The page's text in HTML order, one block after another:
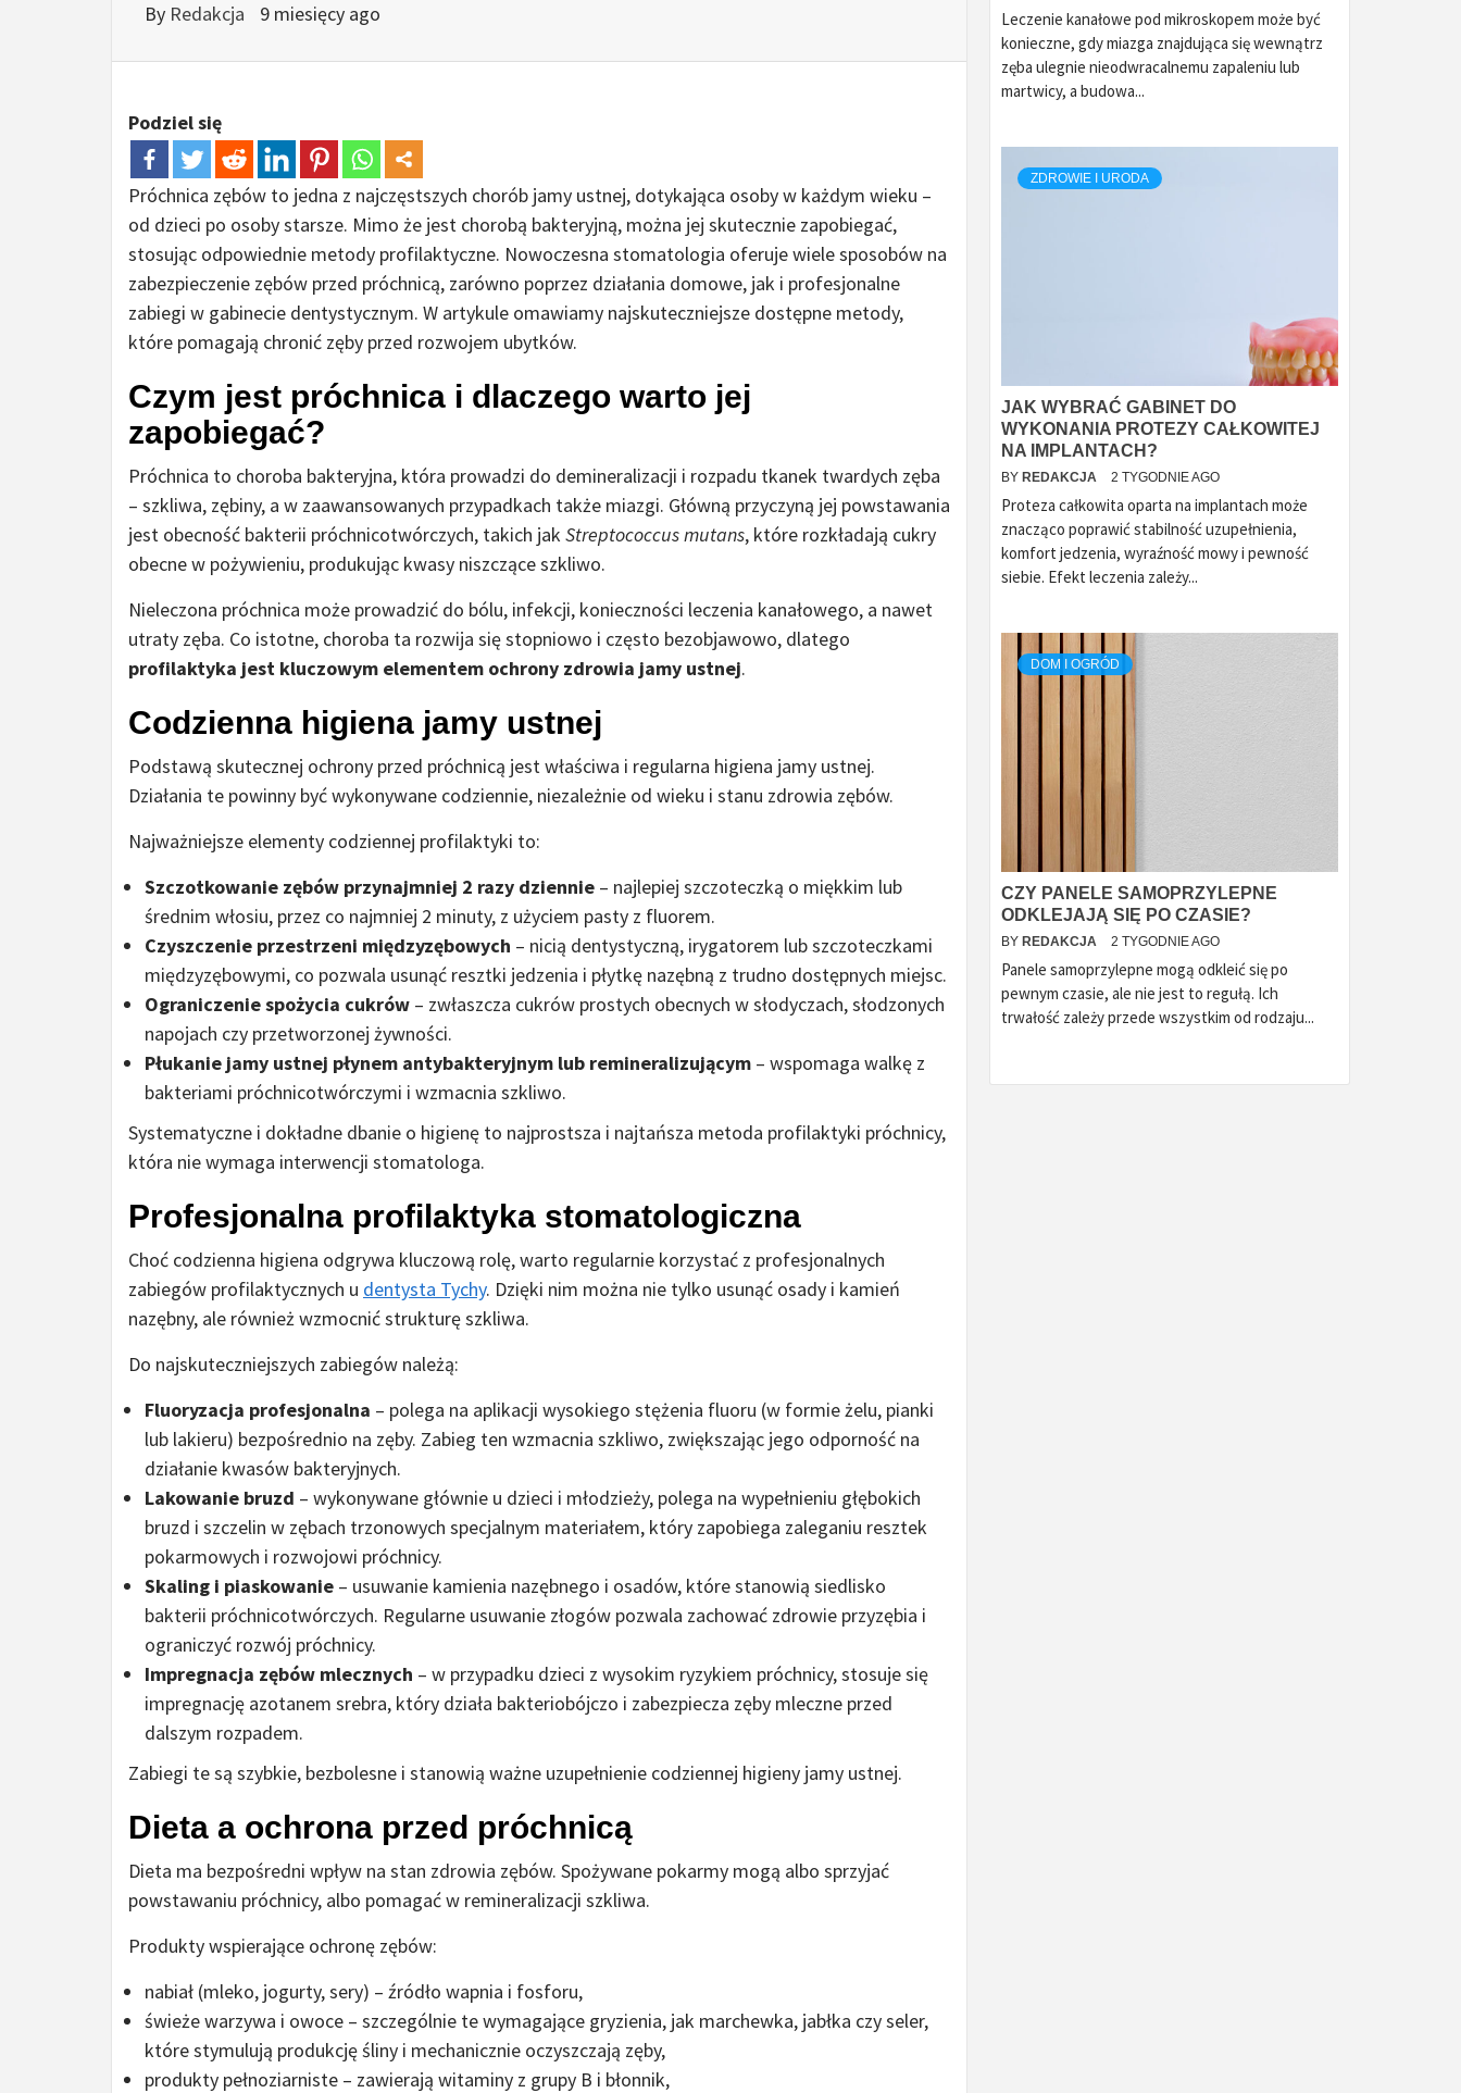
By Redakcja 9 miesięcy ago
Podziel się
Próchnica zębów to jedna z najczęstszych chorób jamy ustnej, dotykająca osoby w każdym wieku –
od dzieci po osoby starsze. Mimo że jest chorobą bakteryjną, można jej skutecznie zapobiegać,
stosując odpowiednie metody profilaktyczne. Nowoczesna stomatologia oferuje wiele sposobów na
zabezpieczenie zębów przed próchnicą, zarówno poprzez działania domowe, jak i profesjonalne
zabiegi w gabinecie dentystycznym. W artykule omawiamy najskuteczniejsze dostępne metody,
które pomagają chronić zęby przed rozwojem ubytków.
Czym jest próchnica i dlaczego warto jej
zapobiegać?
Próchnica to choroba bakteryjna, która prowadzi do demineralizacji i rozpadu tkanek twardych zęba
– szkliwa, zębiny, a w zaawansowanych przypadkach także miazgi. Główną przyczyną jej powstawania
jest obecność bakterii próchnicotwórczych, takich jak Streptococcus mutans, które rozkładają cukry
obecne w pożywieniu, produkując kwasy niszczące szkliwo.
Nieleczona próchnica może prowadzić do bólu, infekcji, konieczności leczenia kanałowego, a nawet
utraty zęba. Co istotne, choroba ta rozwija się stopniowo i często bezobjawowo, dlatego
profilaktyka jest kluczowym elementem ochrony zdrowia jamy ustnej.
Codzienna higiena jamy ustnej
Podstawą skutecznej ochrony przed próchnicą jest właściwa i regularna higiena jamy ustnej.
Działania te powinny być wykonywane codziennie, niezależnie od wieku i stanu zdrowia zębów.
Najważniejsze elementy codziennej profilaktyki to:
Szczotkowanie zębów przynajmniej 2 razy dziennie – najlepiej szczoteczką o miękkim lub
średnim włosiu, przez co najmniej 2 minuty, z użyciem pasty z fluorem.
Czyszczenie przestrzeni międzyzębowych – nicią dentystyczną, irygatorem lub szczoteczkami
międzyzębowymi, co pozwala usunąć resztki jedzenia i płytkę nazębną z trudno dostępnych miejsc.
Ograniczenie spożycia cukrów – zwłaszcza cukrów prostych obecnych w słodyczach, słodzonych
napojach czy przetworzonej żywności.
Płukanie jamy ustnej płynem antybakteryjnym lub remineralizującym – wspomaga walkę z
bakteriami próchnicotwórczymi i wzmacnia szkliwo.
Systematyczne i dokładne dbanie o higienę to najprostsza i najtańsza metoda profilaktyki próchnicy,
która nie wymaga interwencji stomatologa.
Profesjonalna profilaktyka stomatologiczna
Choć codzienna higiena odgrywa kluczową rolę, warto regularnie korzystać z profesjonalnych
zabiegów profilaktycznych u dentysta Tychy. Dzięki nim można nie tylko usunąć osady i kamień
nazębny, ale również wzmocnić strukturę szkliwa.
Do najskuteczniejszych zabiegów należą:
Fluoryzacja profesjonalna – polega na aplikacji wysokiego stężenia fluoru (w formie żelu, pianki
lub lakieru) bezpośrednio na zęby. Zabieg ten wzmacnia szkliwo, zwiększając jego odporność na
działanie kwasów bakteryjnych.
Lakowanie bruzd – wykonywane głównie u dzieci i młodzieży, polega na wypełnieniu głębokich
bruzd i szczelin w zębach trzonowych specjalnym materiałem, który zapobiega zaleganiu resztek
pokarmowych i rozwojowi próchnicy.
Skaling i piaskowanie – usuwanie kamienia nazębnego i osadów, które stanowią siedlisko
bakterii próchnicotwórczych. Regularne usuwanie złogów pozwala zachować zdrowie przyzębia i
ograniczyć rozwój próchnicy.
Impregnacja zębów mlecznych – w przypadku dzieci z wysokim ryzykiem próchnicy, stosuje się
impregnację azotanem srebra, który działa bakteriobójczo i zabezpiecza zęby mleczne przed
dalszym rozpadem.
Zabiegi te są szybkie, bezbolesne i stanowią ważne uzupełnienie codziennej higieny jamy ustnej.
Dieta a ochrona przed próchnicą
Dieta ma bezpośredni wpływ na stan zdrowia zębów. Spożywane pokarmy mogą albo sprzyjać
powstawaniu próchnicy, albo pomagać w remineralizacji szkliwa.
Produkty wspierające ochronę zębów:
nabiał (mleko, jogurty, sery) – źródło wapnia i fosforu,
świeże warzywa i owoce – szczególnie te wymagające gryzienia, jak marchewka, jabłka czy seler,
które stymulują produkcję śliny i mechanicznie oczyszczają zęby,
produkty pełnoziarniste – zawierają witaminy z grupy B i błonnik,
Leczenie kanałowe pod mikroskopem może być
konieczne, gdy miazga znajdująca się wewnątrz
zęba ulegnie nieodwracalnemu zapaleniu lub
martwicy, a budowa...
ZDROWIE I URODA
JAK WYBRAĆ GABINET DO
WYKONANIA PROTEZY CAŁKOWITEJ
NA IMPLANTACH?
BY REDAKCJA 2 TYGODNIE AGO
Proteza całkowita oparta na implantach może
znacząco poprawić stabilność uzupełnienia,
komfort jedzenia, wyraźność mowy i pewność
siebie. Efekt leczenia zależy...
DOM I OGRÓD
CZY PANELE SAMOPRZYLEPNE
ODKLEJAJĄ SIĘ PO CZASIE?
BY REDAKCJA 2 TYGODNIE AGO
Panele samoprzylepne mogą odkleić się po
pewnym czasie, ale nie jest to regułą. Ich
trwałość zależy przede wszystkim od rodzaju...